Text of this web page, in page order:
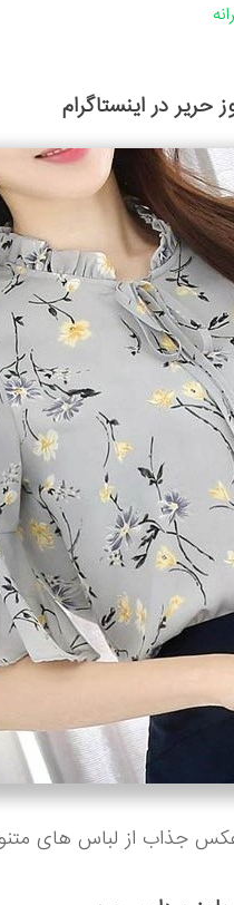
حریر در اینستاگرام
جذاب از لباس های